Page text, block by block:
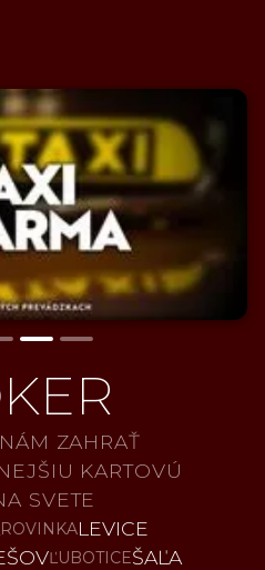
ZAHRAŤ
KARTOVÚ
SVETE
ROVINKALEVICE
ĽUBOTICEŠAĽA